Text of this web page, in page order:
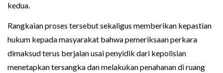
kedua.
Rangkaian proses tersebut sekaligus memberikan kepastian
hukum kepada masyarakat bahwa pemeriksaan perkara
dimaksud terus berjalan usai penyidik dari kepolisian
menetapkan tersangka dan melakukan penahanan di ruang